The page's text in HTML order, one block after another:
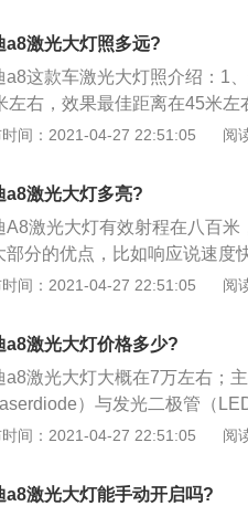
乐、温度控制等功能。全新奥
向未来进化。
较远。通常情况下，近光灯的
则光线较为集中，亮点大，可
不同会有差异）；3、灯的照
米。
a8激光大灯照多远?
a8这款车激光大灯照介绍：1
左右，效果最佳距离在45米
A8L的大灯根据配置的不同共
围是采用传统照明技术大灯的
性，以智能光芒照亮未来前路。
间：2021-04-27 22:51:05 阅
a8激光大灯多亮?
A8激光大灯有效射程在八百
部分的优点，比如响应说速度
相比LED大灯激光大灯在尤其
愿意，传统汽车的大灯的尺寸
的设计比例带来革命性的变化
，比如一般的LED照明灯的发
管元件可以达到每瓦170流明
光大灯的能耗不到LED大灯的
需要通过多个单色激光源合成
间：2021-04-27 22:51:05 阅
a8激光大灯价格多少?
a8激光大灯大概在7万左右；
）与发光二极管（
模商业化应用要比LED稍晚些
的优点，比如响应说速度快、
间：2021-04-27 22:51:05 阅
a8激光大灯能手动开启吗?